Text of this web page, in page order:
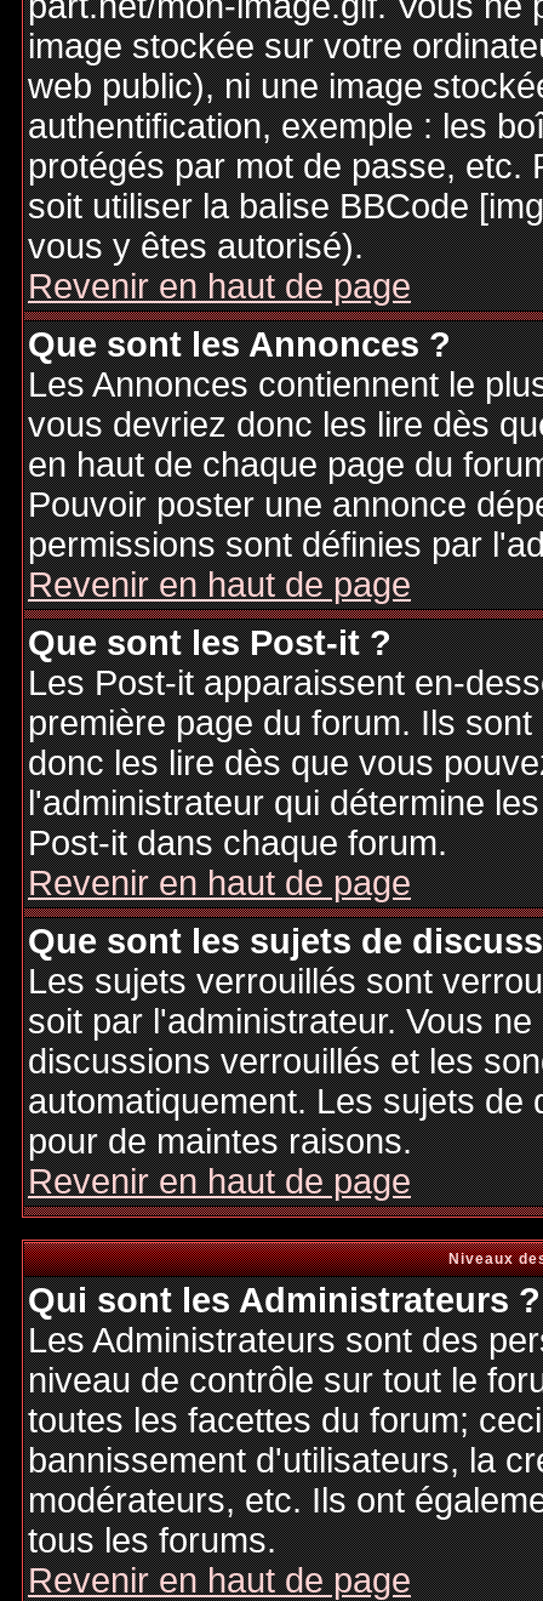
image stockée sur votre
web public), ni une image
authentification, exemple : les
protégés par mot de passe, etc.
soit utiliser la balise BBCode
vous y êtes autorisé).
Revenir en haut de page
Que sont les Annonces ?
Les Annonces contiennent le
vous devriez donc les lire dès
en haut de chaque page du
Pouvoir poster une annonce
permissions sont définies par
Revenir en haut de page
Que sont les Post-it ?
Les Post-it apparaissent en-
première page du forum. Ils
donc les lire dès que vous
l'administrateur qui détermine
Post-it dans chaque forum.
Revenir en haut de page
Que sont les sujets de
Les sujets verrouillés sont
soit par l'administrateur. Vous
discussions verrouillés et les
automatiquement. Les sujets
pour de maintes raisons.
Revenir en haut de page
Niveaux
Qui sont les Administrateurs ?
Les Administrateurs sont des
niveau de contrôle sur tout le
toutes les facettes du forum;
bannissement d'utilisateurs, la
modérateurs, etc. Ils ont
tous les forums.
Revenir en haut de page